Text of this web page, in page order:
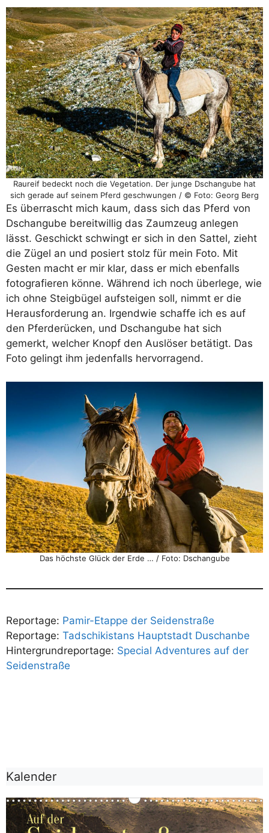
Raureif bedeckt noch die Vegetation. Der junge Dschangube hat
sich gerade auf seinem Pferd geschwungen / © Foto: Georg Berg
Es überrascht mich kaum, dass sich das Pferd von
Dschangube bereitwillig das Zaumzeug anlegen
lässt. Geschickt schwingt er sich in den Sattel, zieht
die Zügel an und posiert stolz für mein Foto. Mit
Gesten macht er mir klar, dass er mich ebenfalls
fotografieren könne. Während ich noch überlege, wie
ich ohne Steigbügel aufsteigen soll, nimmt er die
Herausforderung an. Irgendwie schaffe ich es auf
den Pferderücken, und Dschangube hat sich
gemerkt, welcher Knopf den Auslöser betätigt. Das
Foto gelingt ihm jedenfalls hervorragend.
Das höchste Glück der Erde … / Foto: Dschangube
Reportage: Pamir-Etappe der Seidenstraße
Reportage: Tadschikistans Hauptstadt Duschanbe
Hintergrundreportage: Special Adventures auf der
Seidenstraße
Kalender